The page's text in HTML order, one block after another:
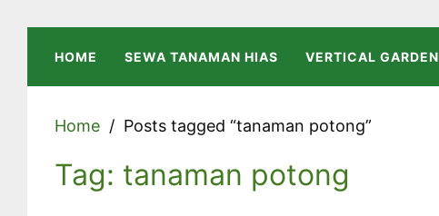
HOME SEWA TANAMAN HIAS VERTICAL GARDEN
Home Posts tagged “tanaman potong”
Tag: tanaman potong